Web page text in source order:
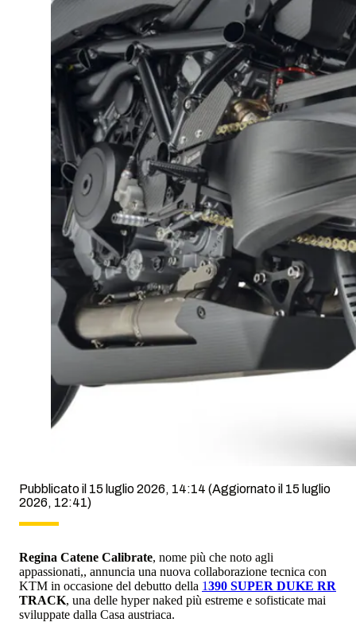
Pubblicato il 15 luglio 2026, 14:14 (Aggiornato il 15 luglio
2026, 12:41)
Regina Catene Calibrate, nome più che noto agli
appassionati,, annuncia una nuova collaborazione tecnica con
KTM in occasione del debutto della 1390 SUPER DUKE RR
TRACK, una delle hyper naked più estreme e sofisticate mai
sviluppate dalla Casa austriaca.